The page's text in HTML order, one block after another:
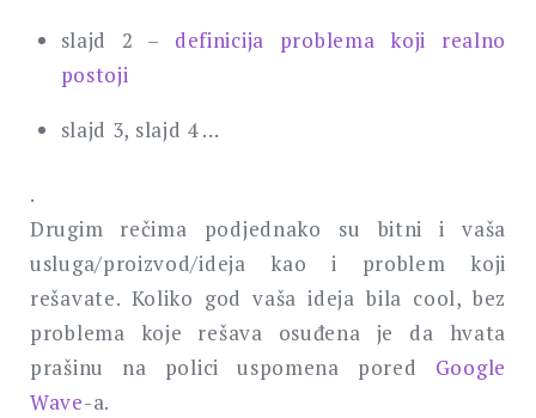
slajd 2 – definicija problema koji realno
postoji
slajd 3, slajd 4 …
.
Drugim rečima podjednako su bitni i vaša
usluga/proizvod/ideja kao i problem koji
rešavate. Koliko god vaša ideja bila cool, bez
problema koje rešava osuđena je da hvata
prašinu na polici uspomena pored Google
Wave-a.